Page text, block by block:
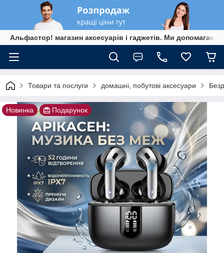
Альфастор! магазин аксесуарів і гаджетів. Ми
Товари та послуги домашні, побутові аксесуари
Новинка Подарунок